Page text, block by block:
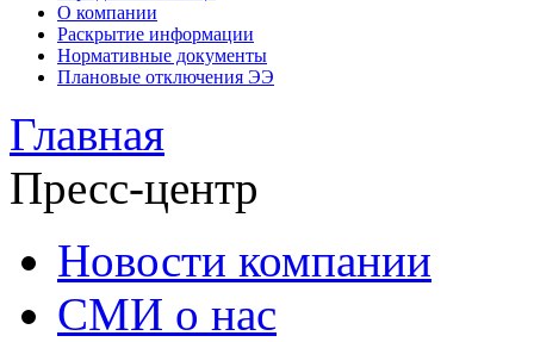
О компании
Раскрытие информации
Нормативные документы
Плановые отключения ЭЭ
Главная
Пресс-центр
Новости компании
СМИ о нас